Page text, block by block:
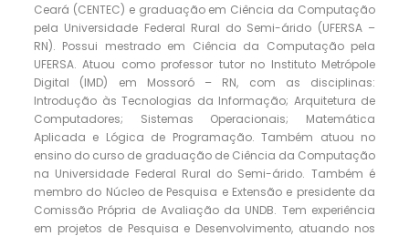
Ceará (CENTEC) e graduação em Ciência da Computação
pela Universidade Federal Rural do Semi-árido (UFERSA –
RN). Possui mestrado em Ciência da Computação pela
UFERSA. Atuou como professor tutor no Instituto Metrópole
Digital (IMD) em Mossoró – RN, com as disciplinas:
Introdução às Tecnologias da Informação; Arquitetura de
Computadores; Sistemas Operacionais; Matemática
Aplicada e Lógica de Programação. Também atuou no
ensino do curso de graduação de Ciência da Computação
na Universidade Federal Rural do Semi-árido. Também é
membro do Núcleo de Pesquisa e Extensão e presidente da
Comissão Própria de Avaliação da UNDB. Tem experiência
em projetos de Pesquisa e Desenvolvimento, atuando nos